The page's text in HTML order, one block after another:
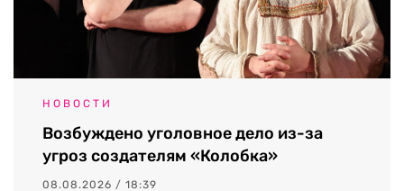
НОВОСТИ
Возбуждено уголовное дело из-за
угроз создателям «Колобка»
08.08.2026 / 18:39